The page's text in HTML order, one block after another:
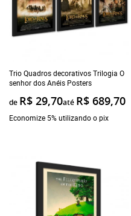
Trio Quadros decorativos Trilogia O
senhor dos Anéis Posters
de R$ 29,70até R$ 689,70
Economize 5% utilizando o pix